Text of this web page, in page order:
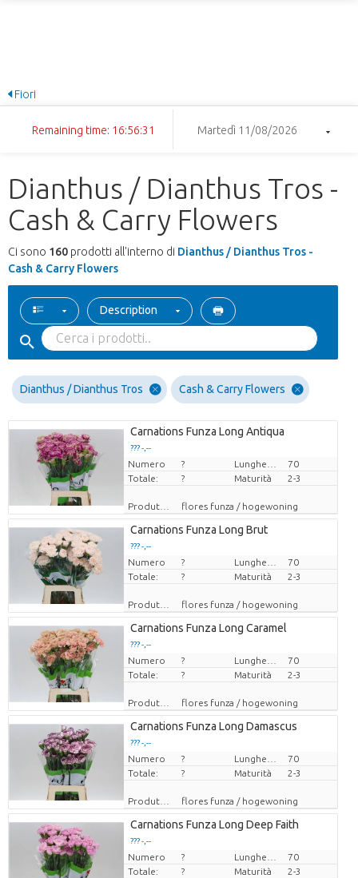
Fiori
Remaining time: 16:56:30 Martedì 11/08/2026
Dianthus / Dianthus Tros -
Cash & Carry Flowers
Ci sono 160 prodotti all'interno di Dianthus / Dianthus Tros -
Cash & Carry Flowers
Description
Dianthus / Dianthus Tros Cash & Carry Flowers
Carnations Funza Long Antiqua
??? -,--
Prezzo x uno
Numero ?
70
Totale:
? Maturità 2-3
Produttore flores funza / hogewoning
Carnations Funza Long Brut
??? -,--
Prezzo x uno
Numero ?
70
Totale:
? Maturità 2-3
Produttore flores funza / hogewoning
Carnations Funza Long Caramel
??? -,--
Prezzo x uno
Numero ?
70
Totale:
? Maturità 2-3
Produttore flores funza / hogewoning
Carnations Funza Long Damascus
??? -,--
Prezzo x uno
Numero ?
70
Totale:
? Maturità 2-3
Produttore flores funza / hogewoning
Carnations Funza Long Deep Faith
??? -,--
Prezzo x uno
Numero ?
70
Totale:
? Maturità
2-3